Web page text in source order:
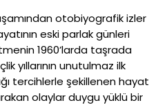
otobiyografik izler
eski parlak günleri
1960’larda taşrada
yıllarının unutulmaz ilk
tercihlerle şekillenen hayat
olaylar duygu yüklü bir